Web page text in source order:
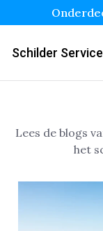
Schilder
Lees de blogs
het